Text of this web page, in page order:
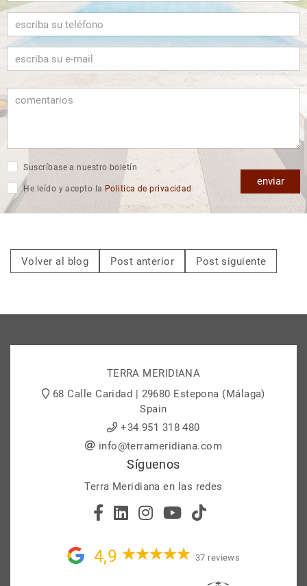
Suscríbase a nuestro boletín
He leído y acepto la Politica de privacidad
enviar
Volver al blog Post anterior Post siguiente
TERRA MERIDIANA
68 Calle Caridad | 29680 Estepona (Málaga)
Spain
+34 951 318 480
info@terrameridiana.com
Síguenos
Terra Meridiana en las redes
4,9 37 reviews